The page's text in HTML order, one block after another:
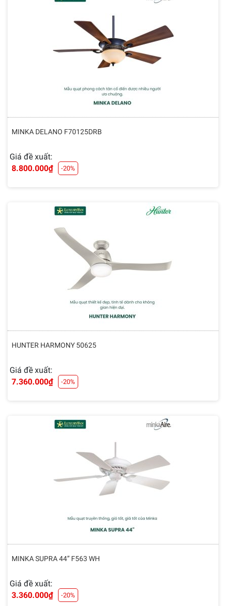
MINKA DELANO F70125DRB
Giá đề xuất:
8.800.000₫ -20%
HUNTER HARMONY 50625
Giá đề xuất:
7.360.000₫ -20%
MINKA SUPRA 44” F563 WH
Giá đề xuất:
3.360.000₫ -20%